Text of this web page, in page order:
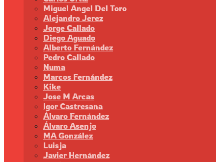
Miguel Angel Del Toro
Alejandro Jerez
Jorge Callado
Diego Aguado
Alberto Fernández
Pedro Callado
Numa
Marcos Fernández
Kike
Jose M Arcas
Igor Castresana
Álvaro Fernández
Álvaro Asenjo
MA González
Luisja
Javier Hernández